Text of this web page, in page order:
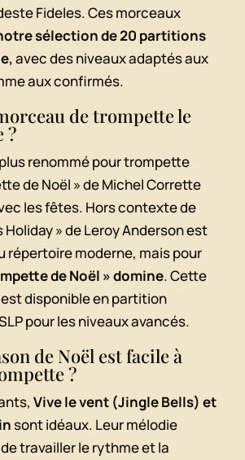
Fideles. Ces morceaux
sélection de 20 partitions
avec des niveaux adaptés aux
aux confirmés.
de trompette le
?
renommé pour trompette
de Noël » de Michel Corrette
les fêtes. Hors contexte de
Holiday » de Leroy Anderson est
répertoire moderne, mais pour
de Noël » domine. Cette
disponible en partition
pour les niveaux avancés.
de Noël est facile à
?
Vive le vent (Jingle Bells) et
sont idéaux. Leur mélodie
travailler le rythme et la